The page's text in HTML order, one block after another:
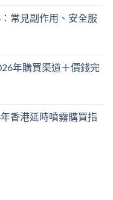
常見副作用、安全服
年購買渠道＋價錢完
香港延時噴霧購買指